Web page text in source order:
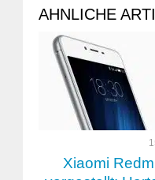
AHNLICHE
Xiaomi